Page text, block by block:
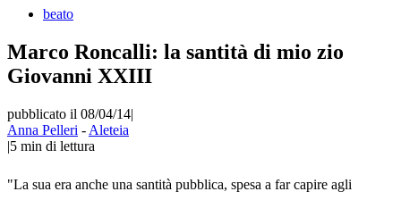
beato
Marco Roncalli: la santità di mio zio
Giovanni XXIII
pubblicato il 08/04/14|
Anna Pelleri - Aleteia
|5 min di lettura
"La sua era anche una santità pubblica, spesa a far capire agli